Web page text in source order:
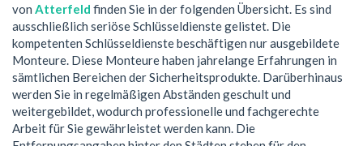
von Atterfeld finden Sie in der folgenden Übersicht. Es sind
ausschließlich seriöse Schlüsseldienste gelistet. Die
kompetenten Schlüsseldienste beschäftigen nur ausgebildete
Monteure. Diese Monteure haben jahrelange Erfahrungen in
sämtlichen Bereichen der Sicherheitsprodukte. Darüberhinaus
werden Sie in regelmäßigen Abständen geschult und
weitergebildet, wodurch professionelle und fachgerechte
Arbeit für Sie gewährleistet werden kann. Die